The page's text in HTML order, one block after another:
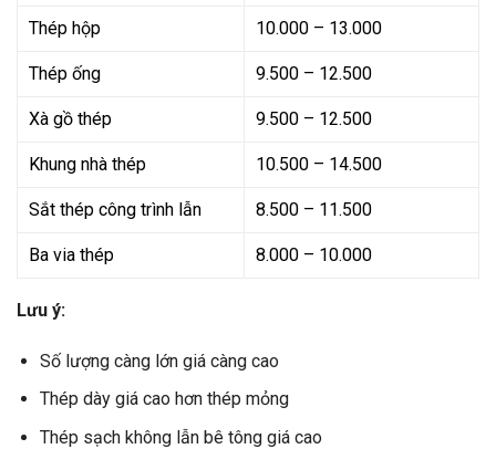
Thép hộp 10.000 – 13.000
Thép ống 9.500 – 12.500
Xà gồ thép 9.500 – 12.500
Khung nhà thép 10.500 – 14.500
Sắt thép công trình lẫn 8.500 – 11.500
Ba via thép 8.000 – 10.000
Lưu ý:
Số lượng càng lớn giá càng cao
Thép dày giá cao hơn thép mỏng
Thép sạch không lẫn bê tông giá cao